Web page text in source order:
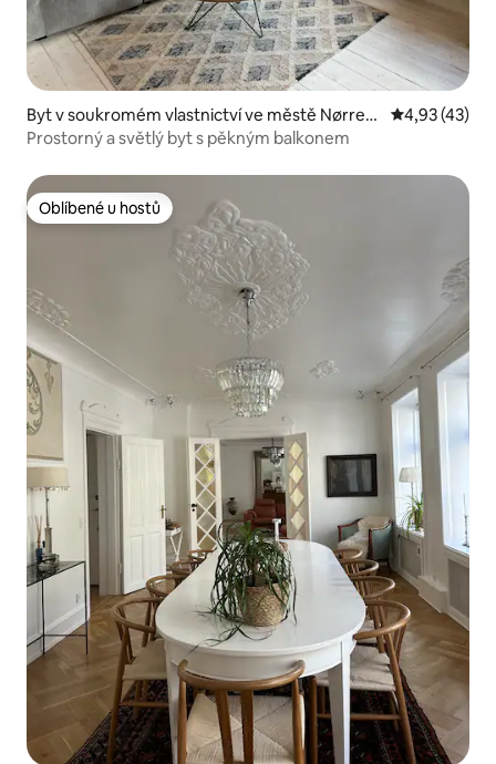
Byt v soukromém vlastnictví ve městě Nørrebr
o
Průměrné
4,93 (43)
Prostorný a světlý byt s pěkným balkonem
Oblíbené u hostů
Oblíbené u hostů